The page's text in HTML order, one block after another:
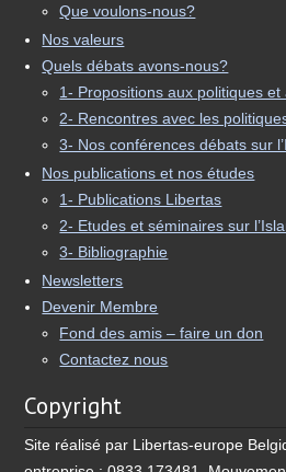
Que voulons-nous?
Nos valeurs
Quels débats avons-nous?
1- Propositions aux politiques et
2- Rencontres avec les
3- Nos conférences débats sur
Nos publications et nos études
1- Publications Libertas
2- Etudes et séminaires sur
3- Bibliographie
Newsletters
Devenir Membre
Fond des amis – faire un don
Contactez nous
Copyright
Site réalisé par Libertas-europe